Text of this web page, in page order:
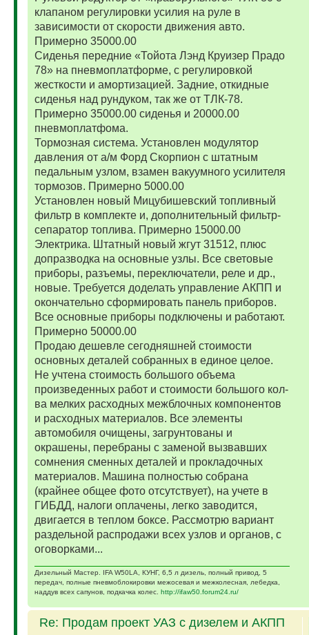
клапаном регулировки усилия на руле в
зависимости от скорости движения авто.
Примерно 35000.00
Сиденья передние «Тойота Лэнд Круизер Прадо
78» на пневмоплатформе, с регулировкой
жесткости и амортизацией. Задние, откидные
сиденья над рундуком, так же от ТЛК-78.
Примерно 35000.00 сиденья и 20000.00
пневмоплатфома.
Тормозная система. Установлен модулятор
давления от а/м Форд Скорпион с штатным
педальным узлом, взамен вакуумного усилителя
тормозов. Примерно 5000.00
Установлен новый Мицубишевский топливный
фильтр в комплекте и, дополнительный фильтр-
сепаратор топлива. Примерно 15000.00
Электрика. Штатный новый жгут 31512, плюс
допразводка на основные узлы. Все световые
приборы, разъемы, переключатели, реле и др.,
новые. Требуется доделать управление АКПП и
окончательно сформировать панель приборов.
Все основные приборы подключены и работают.
Примерно 50000.00
Продаю дешевле сегодняшней стоимости
основных деталей собранных в единое целое.
Не учтена стоимость большого объема
произведенных работ и стоимости большого кол-
ва мелких расходных межблочных компонентов
и расходных материалов. Все элементы
автомобиля очищены, загрунтованы и
окрашены, перебраны с заменой вызвавших
сомнения сменных деталей и прокладочных
материалов. Машина полностью собрана
(крайнее общее фото отсутствует), на учете в
ГИБДД, налоги оплачены, легко заводится,
двигается в теплом боксе. Рассмотрю вариант
раздельной распродажи всех узлов и органов, с
оговорками...
Дизельный Мастер. IFA W50LA, КУНГ, 6,5 л дизель, полный привод, 5
передач, полные пневмоблокировки межосевая и межколесная, лебедка,
наддув всех сапунов, подкачка колес. http://ifaw50.forum24.ru/
Re: Продам проект УАЗ с дизелем и АКПП